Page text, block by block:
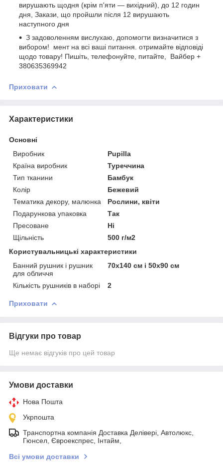
вирушають щодня (крім п'яти — вихідний), до 12 годин
дня, Закази, що пройшли після 12 вирушають
наступного дня
З задоволенням вислухаю, допомогти визначитися з
вибором! мент на всі ваші питання. отримайте відповіді
щодо товару! Пишіть, телефонуйте, питайте, Вайбер +
380635369942
Приховати
Характеристики
Основні
Виробник
Pupilla
Країна виробник
Туреччина
Тип тканини
Бамбук
Колір
Бежевий
Тематика декору, малюнка
Рослини, квіти
Подарункова упаковка
Так
Пресоване
Ні
Щільність
500 г/м2
Користувальницькі характеристики
Банний рушник і рушник
для обличчя
70х140 см і 50х90 см
Кількість рушників в наборі 2
Приховати
Відгуки про товар
Ще немає відгуків про цей товар
Умови доставки
Нова Пошта
Укрпошта
Транспортна компанія Доставка Делівері, Автолюкс,
Гюнсел, Євроекспрес, Інтайм,
Всі умови доставки